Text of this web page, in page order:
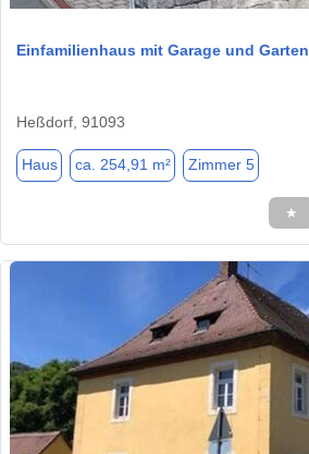
Einfamilienhaus mit Garage und Garten
Heßdorf, 91093
Haus ca. 254,91 m² Zimmer 5
★